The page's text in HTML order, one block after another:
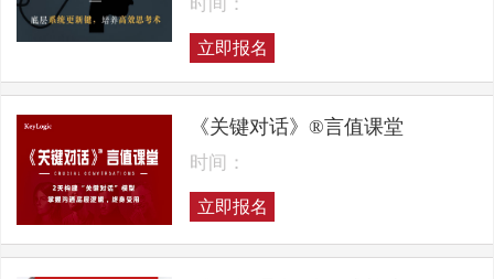
立即报名
《关键对话》®言值课堂
时间：
立即报名